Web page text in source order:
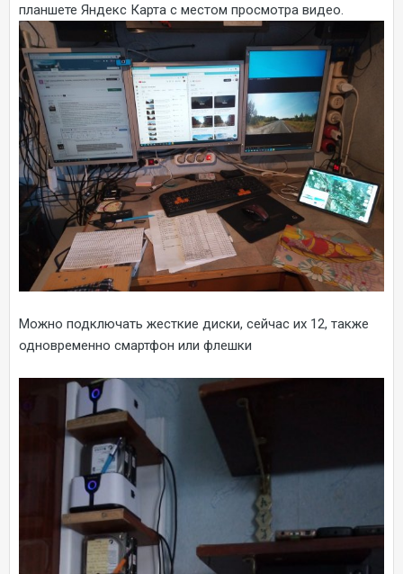
планшете Яндекс Карта с местом просмотра видео.
Можно подключать жесткие диски, сейчас их 12, также
одновременно смартфон или флешки